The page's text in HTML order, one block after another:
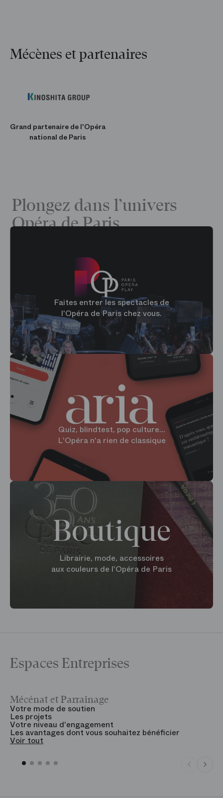
Mécènes et partenaires
Grand partenaire de l'Opéra
national de Paris
Plongez dans l’univers
Opéra de Paris
Faites entrer les spectacles de
l'Opéra de Paris chez vous.
Quiz, blindtest, pop culture...
L'Opéra n'a rien de classique
Boutique
Librairie, mode, accessoires
aux couleurs de l'Opéra de Paris
Espaces Entreprises
Mécénat et Parrainage
Votre mode de soutien
Les projets
Votre niveau d'engagement
Les avantages dont vous souhaitez bénéficier
Voir tout